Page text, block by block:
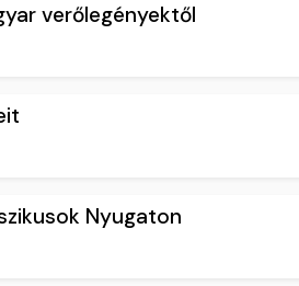
verőlegényektől
Nyugaton